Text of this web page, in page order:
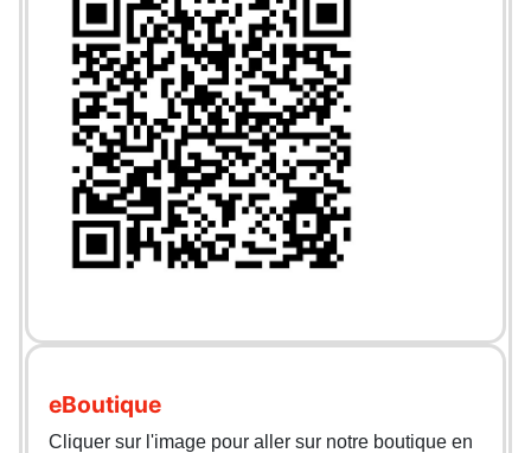
eBoutique
Cliquer sur l'image pour aller sur notre boutique en